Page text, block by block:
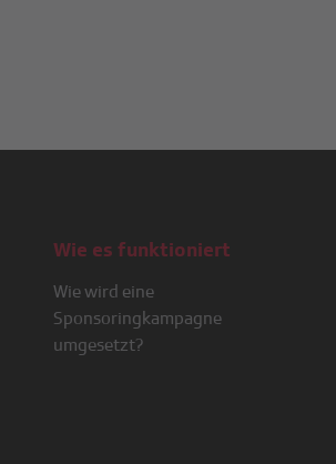
Wie es funktioniert
Wie wird eine
Sponsoringkampagne
umgesetzt?